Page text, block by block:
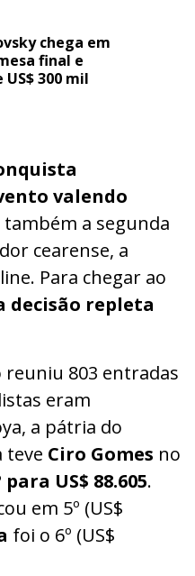
chega em
final e
300 mil
valendo
também a segunda
cearense, a
Para chegar ao
decisão repleta
803 entradas
eram
a pátria do
teve Ciro Gomes no
para US$ 88.605.
em 5º (US$
foi o 6º (US$